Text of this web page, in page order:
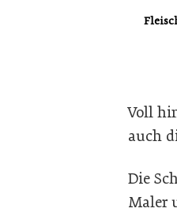
Voll
auch
Die
Maler